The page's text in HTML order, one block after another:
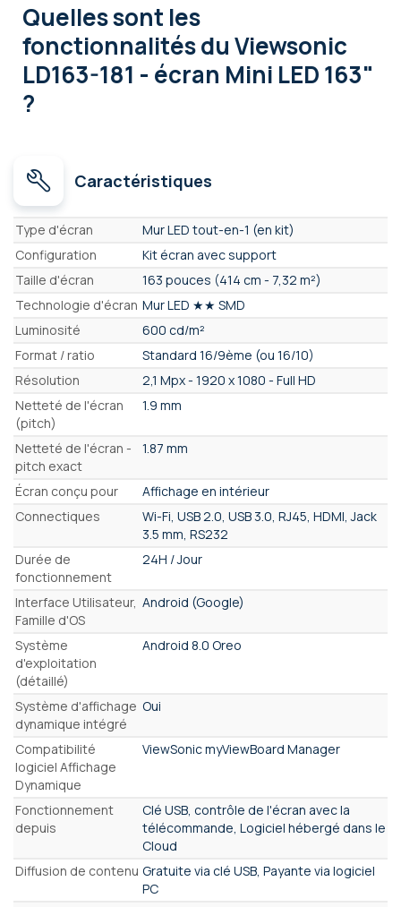
Quelles sont les
fonctionnalitésdu Viewsonic
LD163-181 - écran Mini LED 163"
?
Caractéristiques
Caractéristiques
Type d'écran
Mur LED tout-en-1 (en kit)
Configuration
Kit écran avec support
Taille d'écran
163 pouces (414 cm - 7,32 m²)
Technologie d'écran Mur LED ★★ SMD
Luminosité
600 cd/m²
Format / ratio
Standard 16/9ème (ou 16/10)
Résolution
2,1 Mpx - 1920 x 1080 - Full HD
Netteté de l'écran
(pitch)
1.9 mm
Netteté de l'écran -
pitch exact
1.87 mm
Écran conçu pour
Affichage en intérieur
Connectiques
Wi-Fi, USB 2.0, USB 3.0, RJ45, HDMI, Jack
3.5 mm, RS232
Durée de
fonctionnement
24H / Jour
Interface Utilisateur,
Famille d'OS
Android (Google)
Système
d'exploitation
(détaillé)
Android 8.0 Oreo
Système d'affichage
dynamique intégré
Oui
Compatibilité
logiciel Affichage
Dynamique
ViewSonic myViewBoard Manager
Fonctionnement
depuis
Clé USB, contrôle de l'écran avec la
télécommande, Logiciel hébergé dans le
Cloud
Diffusion de contenu Gratuite via clé USB, Payante via logiciel
PC